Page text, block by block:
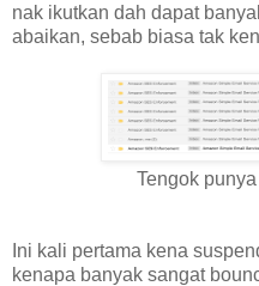
nak ikutkan dah dapat
abaikan, sebab biasa tak
Tengok
Ini kali pertama kena
kenapa banyak sangat